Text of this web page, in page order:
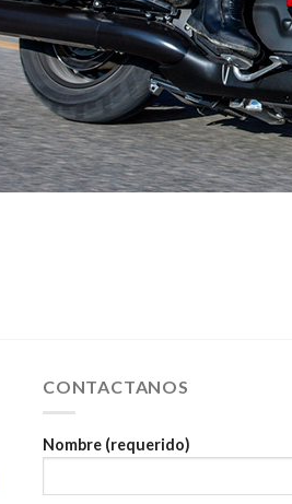
CONTACTANOS
Nombre (requerido)